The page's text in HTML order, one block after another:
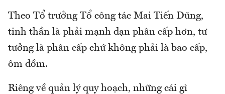
Theo Tổ trưởng Tổ công tác Mai Tiến Dũng,
tinh thần là phải mạnh dạn phân cấp hơn, tư
tưởng là phân cấp chứ không phải là bao cấp,
ôm đồm.
Riêng về quản lý quy hoạch, những cái gì